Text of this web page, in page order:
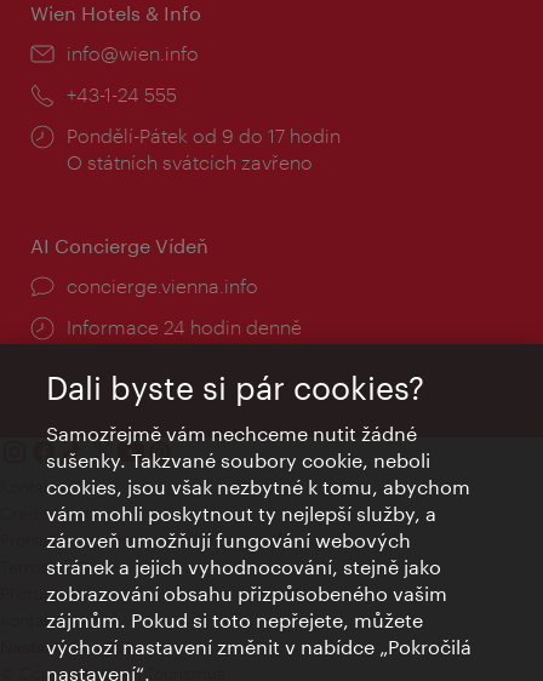
Wien Hotels & Info
E-
info@wien.info
Telefon:
+43-1-24 555
Provozní
doba:
Pondělí-Pátek od 9 do 17 hodin
O státních svátcích zavřeno
AI Concierge Vídeň
concierge.vienna.info
Informace 24 hodin denně
Kontakty
Credits
Prohlášení o ochraně osobních údajů
Terms of Use
Přístupnost
Kontakt pro tisk
Nastavení cookies
© Copyright Wien Tourismus
Dali byste si pár cookies?
Samozřejmě vám nechceme nutit žádné
sušenky. Takzvané soubory cookie, neboli
cookies, jsou však nezbytné k tomu, abychom
vám mohli poskytnout ty nejlepší služby, a
zároveň umožňují fungování webových
stránek a jejich vyhodnocování, stejně jako
zobrazování obsahu přizpůsobeného vašim
zájmům. Pokud si toto nepřejete, můžete
výchozí nastavení změnit v nabídce „Pokročilá
nastavení“.